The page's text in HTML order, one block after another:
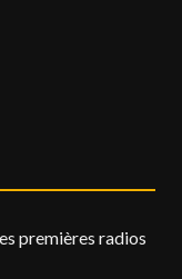
premières radios